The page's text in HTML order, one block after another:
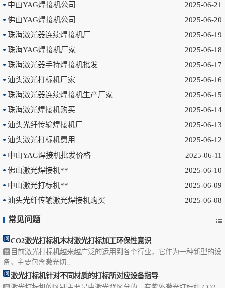
中山YAG焊接机公司
2025-06-21
佛山YAG焊接机公司
2025-06-20
珠海激光器连续焊接机厂
2025-06-19
珠海YAG焊接机厂家
2025-06-18
珠海激光器手持焊接机批发
2025-06-17
汕头激光打标机厂家
2025-06-16
珠海激光器连续焊接机生产厂家
2025-06-15
珠海激光焊接机购买
2025-06-14
汕头光纤传输焊接机厂
2025-06-13
汕头激光打标机费用
2025-06-12
中山YAG焊接机批发价格
2025-06-11
佛山激光焊接机**
2025-06-10
中山激光打标机**
2025-06-09
汕头光纤传输激光焊接机购买
2025-06-08
常见问题
CO2激光打标机木材激光打标加工环保性意识
目前激光打标机越来越广泛的运用到各个行业，它作为一种新型的设
备，主要包含激光切..
激光打标机针对不同材质的打标所对应设备指导